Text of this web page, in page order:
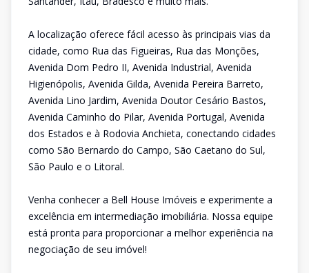
A localização oferece fácil acesso às principais vias da
cidade, como Rua das Figueiras, Rua das Monções,
Avenida Dom Pedro II, Avenida Industrial, Avenida
Higienópolis, Avenida Gilda, Avenida Pereira Barreto,
Avenida Lino Jardim, Avenida Doutor Cesário Bastos,
Avenida Caminho do Pilar, Avenida Portugal, Avenida
dos Estados e à Rodovia Anchieta, conectando cidades
como São Bernardo do Campo, São Caetano do Sul,
São Paulo e o Litoral.
Venha conhecer a Bell House Imóveis e experimente a
excelência em intermediação imobiliária. Nossa equipe
está pronta para proporcionar a melhor experiência na
negociação de seu imóvel!